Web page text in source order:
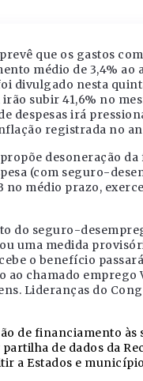
que os gastos
médio de 3,4%
divulgado nesta
subir 41,6% no
despesas irá
registrada no
desoneração
(com seguro-
no médio prazo,
do seguro-
uma medida
o benefício
ao chamado
Lideranças do
de financiamento
de dados da
a Estados e